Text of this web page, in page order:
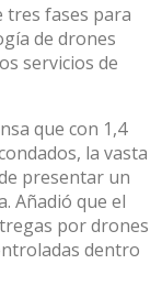
tres fases para
de drones
servicios de
que con 1,4
la vasta
presentar un
Añadió que el
por drones
dentro